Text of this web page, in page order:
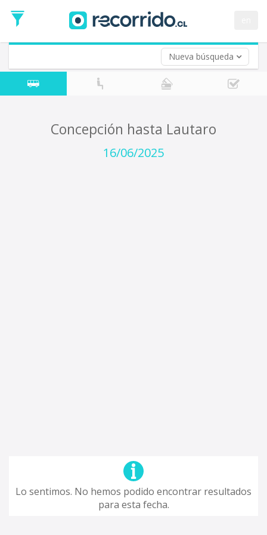
Nueva búsqueda
de
Ida
Vuelta (opcional)
Fecha
de
Concepción hasta Lautaro
16/06/2025
Lo sentimos. No hemos podido encontrar resultados
para esta fecha.